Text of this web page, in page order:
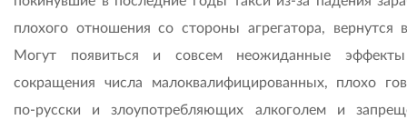
плохого отношения со стороны агрегатора, вернутся
Могут появиться и совсем неожиданные
сокращения числа малоквалифицированных, плохо
по-русски и злоупотребляющих алкоголем и